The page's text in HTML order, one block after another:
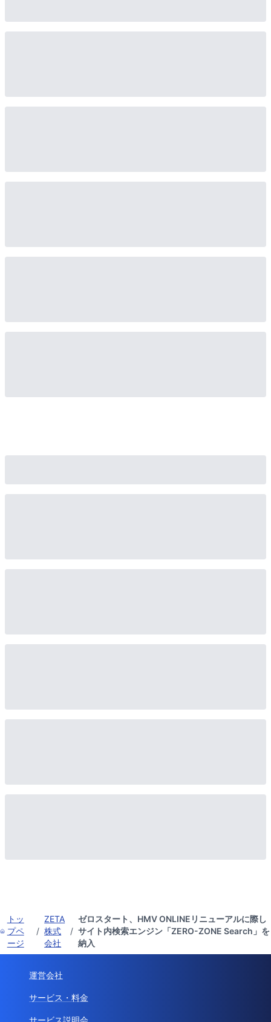
トッ
プペ
ージ
/
ZETA
株式
会社
/
ゼロスタート、HMV ONLINEリニューアルに際し
サイト内検索エンジン「ZERO-ZONE Search」を
納入
運営会社
サービス・料金
サービス説明会